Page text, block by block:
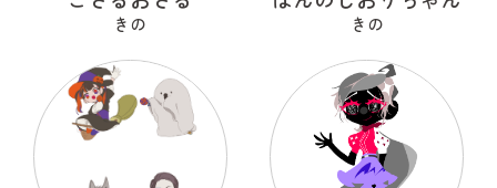
きの きの